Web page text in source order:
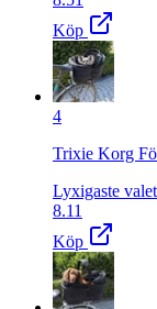
Köp
4
Trixie Korg
Lyxigaste valet
8.11
Köp